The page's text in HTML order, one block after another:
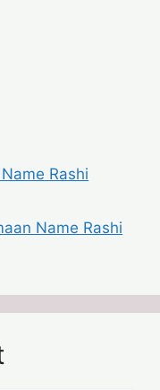
Name Rashi
Name Rashi